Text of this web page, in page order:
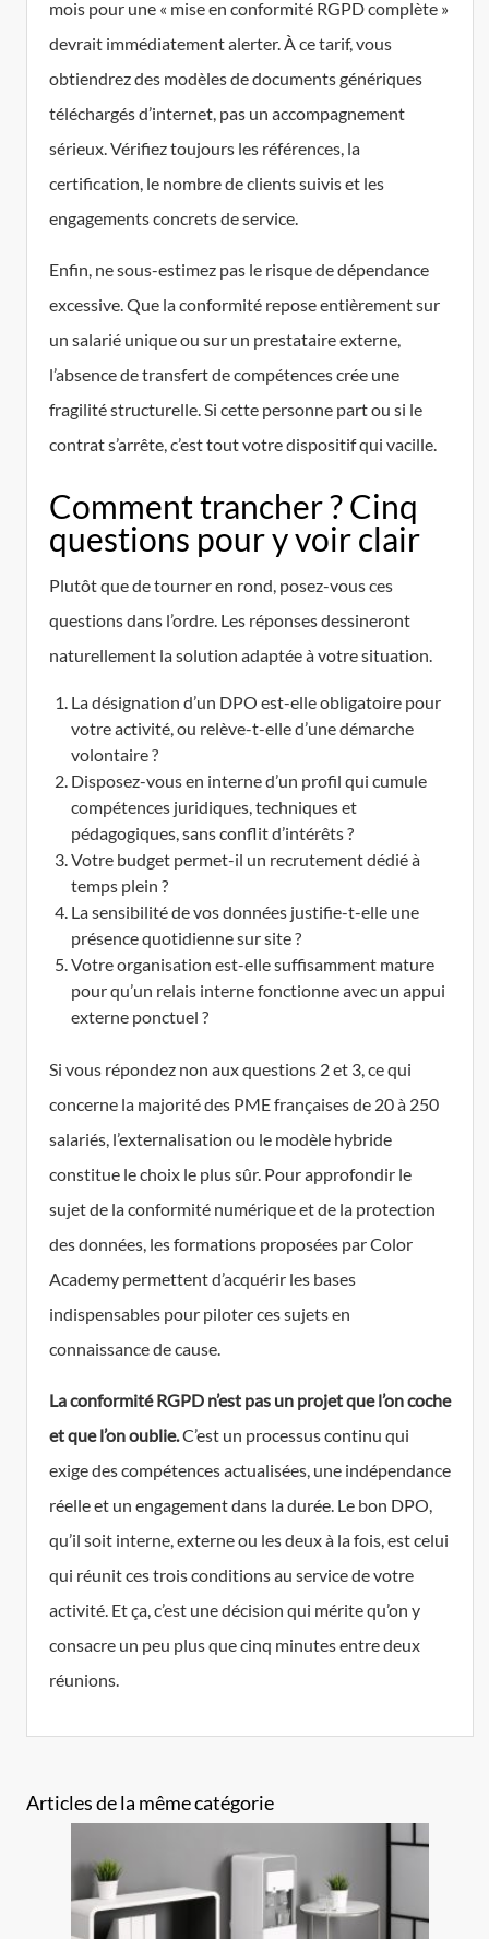
mois pour une « mise en conformité RGPD complète »
devrait immédiatement alerter. À ce tarif, vous
obtiendrez des modèles de documents génériques
téléchargés d’internet, pas un accompagnement
sérieux. Vérifiez toujours les références, la
certification, le nombre de clients suivis et les
engagements concrets de service.
Enfin, ne sous-estimez pas le risque de dépendance
excessive. Que la conformité repose entièrement sur
un salarié unique ou sur un prestataire externe,
l’absence de transfert de compétences crée une
fragilité structurelle. Si cette personne part ou si le
contrat s’arrête, c’est tout votre dispositif qui vacille.
Comment trancher ? Cinq
questions pour y voir clair
Plutôt que de tourner en rond, posez-vous ces
questions dans l’ordre. Les réponses dessineront
naturellement la solution adaptée à votre situation.
La désignation d’un DPO est-elle obligatoire pour
votre activité, ou relève-t-elle d’une démarche
volontaire ?
Disposez-vous en interne d’un profil qui cumule
compétences juridiques, techniques et
pédagogiques, sans conflit d’intérêts ?
Votre budget permet-il un recrutement dédié à
temps plein ?
La sensibilité de vos données justifie-t-elle une
présence quotidienne sur site ?
Votre organisation est-elle suffisamment mature
pour qu’un relais interne fonctionne avec un appui
externe ponctuel ?
Si vous répondez non aux questions 2 et 3, ce qui
concerne la majorité des PME françaises de 20 à 250
salariés, l’externalisation ou le modèle hybride
constitue le choix le plus sûr. Pour approfondir le
sujet de la conformité numérique et de la protection
des données, les formations proposées par Color
Academy permettent d’acquérir les bases
indispensables pour piloter ces sujets en
connaissance de cause.
La conformité RGPD n’est pas un projet que l’on coche
et que l’on oublie.C’est un processus continu qui
exige des compétences actualisées, une indépendance
réelle et un engagement dans la durée. Le bon DPO,
qu’il soit interne, externe ou les deux à la fois, est celui
qui réunit ces trois conditions au service de votre
activité. Et ça, c’est une décision qui mérite qu’on y
consacre un peu plus que cinq minutes entre deux
réunions.
Articles de la même catégorie